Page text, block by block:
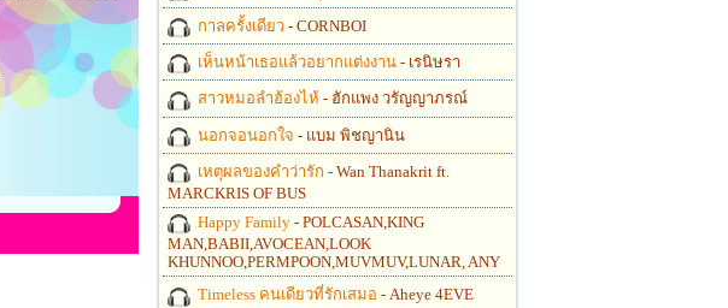
กาลครั้งเดียว - CORNBOI
เห็นหน้าเธอแล้วอยากแต่งงาน - เรนิษรา
สาวหมอลำฮ้องไห้ - ฮักแพง วรัญญาภรณ์
นอกจอนอกใจ - แบม พิชญานิน
เหตุผลของคำว่ารัก - Wan Thanakrit ft.
MARCKRIS OF BUS
Happy Family - POLCASAN,KING
MAN,BABII,AVOCEAN,LOOK
KHUNNOO,PERMPOON,MUVMUV,LUNAR, ANY
Timeless คนเดียวที่รักเสมอ - Aheye 4EVE